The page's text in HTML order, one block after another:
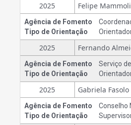
2025 Felipe Mammoli
Agência de Fomento
Tipo de Orientação
2025
Agência de Fomento
Serviço
Tipo de Orientação
2025 Gabriela Fasolo
Agência de Fomento
Conselho
Tipo de Orientação